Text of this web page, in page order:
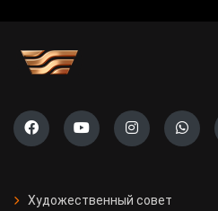
Художественный совет